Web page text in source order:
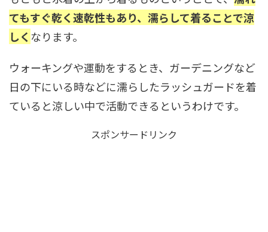
てもすぐ乾く速乾性もあり、濡らして着ることで涼
しく なります。
ウォーキングや運動をするとき、ガーデニングなど
日の下にいる時などに濡らしたラッシュガードを着
ていると涼しい中で活動できるというわけです。
スポンサードリンク